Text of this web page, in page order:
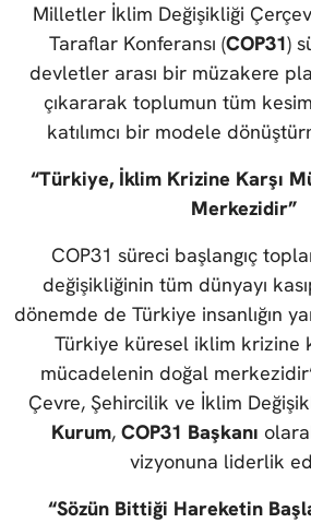
Milletler İklim Değişikliği
Taraflar Konferansı (COP31)
devletler arası bir müzakere
çıkararak toplumun tüm
katılımcı bir modele
“Türkiye, İklim Krizine Karşı
Merkezidir”
COP31 süreci başlangıç
değişikliğinin tüm dünyayı
dönemde de Türkiye insanlığın
Türkiye küresel iklim krizine
mücadelenin doğal
Çevre, Şehircilik ve İklim
Kurum, COP31 Başkanı
vizyonuna liderlik
“Sözün Bittiği Hareketin